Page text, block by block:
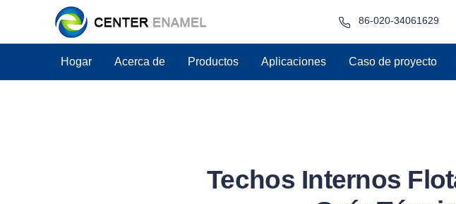
86-020-34061629
Hogar Acerca de Productos Aplicaciones Caso de proyecto
Techos Internos